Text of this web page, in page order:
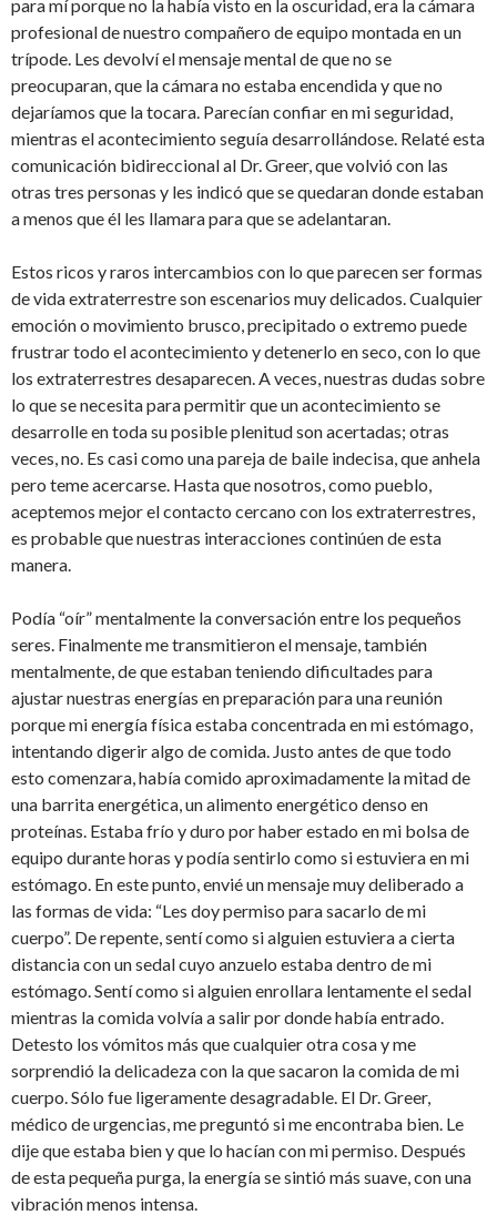
para mí porque no la había visto en la oscuridad, era la cámara
profesional de nuestro compañero de equipo montada en un
trípode. Les devolví el mensaje mental de que no se
preocuparan, que la cámara no estaba encendida y que no
dejaríamos que la tocara. Parecían confiar en mi seguridad,
mientras el acontecimiento seguía desarrollándose. Relaté esta
comunicación bidireccional al Dr. Greer, que volvió con las
otras tres personas y les indicó que se quedaran donde estaban
a menos que él les llamara para que se adelantaran.
Estos ricos y raros intercambios con lo que parecen ser formas
de vida extraterrestre son escenarios muy delicados. Cualquier
emoción o movimiento brusco, precipitado o extremo puede
frustrar todo el acontecimiento y detenerlo en seco, con lo que
los extraterrestres desaparecen. A veces, nuestras dudas sobre
lo que se necesita para permitir que un acontecimiento se
desarrolle en toda su posible plenitud son acertadas; otras
veces, no. Es casi como una pareja de baile indecisa, que anhela
pero teme acercarse. Hasta que nosotros, como pueblo,
aceptemos mejor el contacto cercano con los extraterrestres,
es probable que nuestras interacciones continúen de esta
manera.
Podía “oír” mentalmente la conversación entre los pequeños
seres. Finalmente me transmitieron el mensaje, también
mentalmente, de que estaban teniendo dificultades para
ajustar nuestras energías en preparación para una reunión
porque mi energía física estaba concentrada en mi estómago,
intentando digerir algo de comida. Justo antes de que todo
esto comenzara, había comido aproximadamente la mitad de
una barrita energética, un alimento energético denso en
proteínas. Estaba frío y duro por haber estado en mi bolsa de
equipo durante horas y podía sentirlo como si estuviera en mi
estómago. En este punto, envié un mensaje muy deliberado a
las formas de vida: “Les doy permiso para sacarlo de mi
cuerpo”. De repente, sentí como si alguien estuviera a cierta
distancia con un sedal cuyo anzuelo estaba dentro de mi
estómago. Sentí como si alguien enrollara lentamente el sedal
mientras la comida volvía a salir por donde había entrado.
Detesto los vómitos más que cualquier otra cosa y me
sorprendió la delicadeza con la que sacaron la comida de mi
cuerpo. Sólo fue ligeramente desagradable. El Dr. Greer,
médico de urgencias, me preguntó si me encontraba bien. Le
dije que estaba bien y que lo hacían con mi permiso. Después
de esta pequeña purga, la energía se sintió más suave, con una
vibración menos intensa.